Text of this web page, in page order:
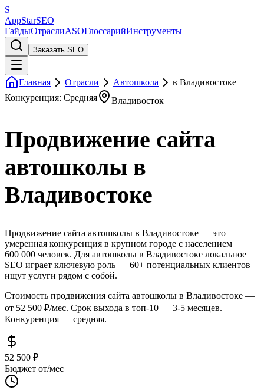
S
AppStarSEO
ГайдыОтраслиASOГлоссарийИнструменты
Заказать SEO
Главная Отрасли Автошкола
в Владивостоке
Конкуренция: Средняя
Владивосток
Продвижение сайта
автошколы в
Владивостоке
Продвижение сайта автошколы в Владивостоке — это
умеренная конкуренция в крупном городе с населением
600 000 человек. Для автошколы в Владивостоке локальное
SEO играет ключевую роль — 60+ потенциальных клиентов
ищут услуги рядом с собой.
Стоимость продвижения сайта автошколы в Владивостоке —
от 52 500 ₽/мес. Срок выхода в топ-10 — 3-5 месяцев.
Конкуренция — средняя.
52 500 ₽
Бюджет от/мес